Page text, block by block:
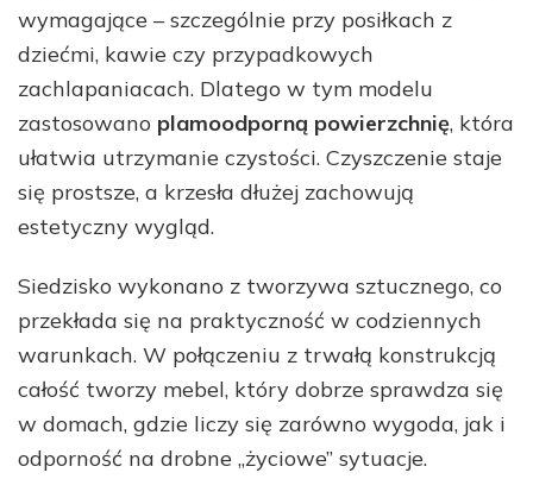
wymagające – szczególnie przy posiłkach z
dziećmi, kawie czy przypadkowych
zachlapaniacach. Dlatego w tym modelu
zastosowano plamoodporną powierzchnię, która
ułatwia utrzymanie czystości. Czyszczenie staje
się prostsze, a krzesła dłużej zachowują
estetyczny wygląd.
Siedzisko wykonano z tworzywa sztucznego, co
przekłada się na praktyczność w codziennych
warunkach. W połączeniu z trwałą konstrukcją
całość tworzy mebel, który dobrze sprawdza się
w domach, gdzie liczy się zarówno wygoda, jak i
odporność na drobne „życiowe” sytuacje.